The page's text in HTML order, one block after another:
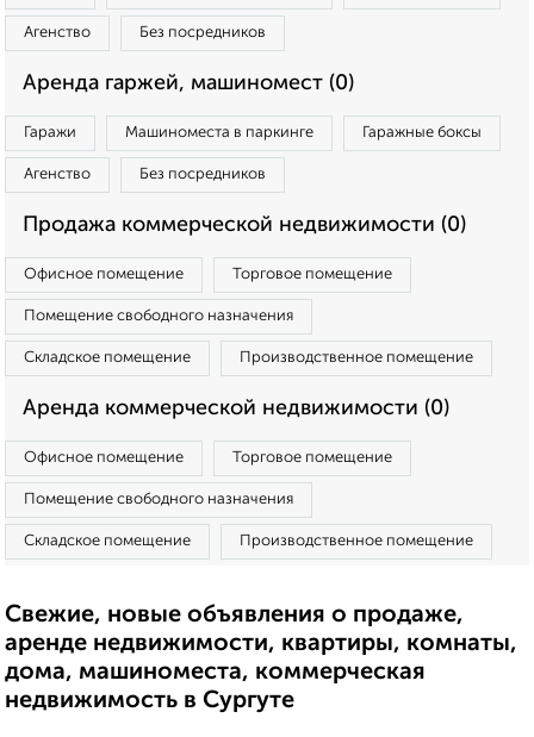
Агенство Без посредников
Аренда гаржей, машиномест (0)
Гаражи Машиноместа в паркинге Гаражные боксы
Агенство Без посредников
Продажа коммерческой недвижимости (0)
Офисное помещение Торговое помещение
Помещение свободного назначения
Складское помещение Производственное помещение
Аренда коммерческой недвижимости (0)
Офисное помещение Торговое помещение
Помещение свободного назначения
Складское помещение Производственное помещение
Свежие, новые объявления о продаже,
аренде недвижимости, квартиры, комнаты,
дома, машиноместа, коммерческая
недвижимость в Сургуте